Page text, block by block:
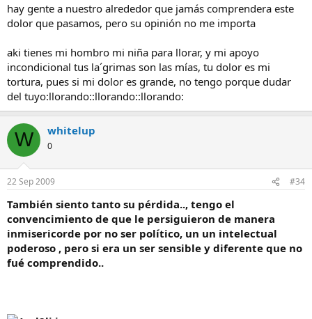
hay gente a nuestro alrededor que jamás comprendera este
dolor que pasamos, pero su opinión no me importa
aki tienes mi hombro mi niña para llorar, y mi apoyo
incondicional tus la´grimas son las mías, tu dolor es mi
tortura, pues si mi dolor es grande, no tengo porque dudar
del tuyo:llorando::llorando::llorando:
W whitelup
0
22 Sep 2009 #34
También siento tanto su pérdida.., tengo el
convencimiento de que le persiguieron de manera
inmisericorde por no ser político, un un intelectual
poderoso , pero si era un ser sensible y diferente que no
fué comprendido..